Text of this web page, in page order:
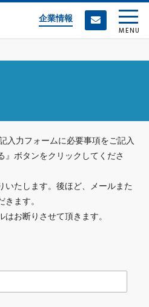
企業情報
MENU
入力フォームに必要事項をご記入
』ボタンをクリックしてくださ
いたします。後ほど、メールまた
ます。
お断りさせて頂きます。